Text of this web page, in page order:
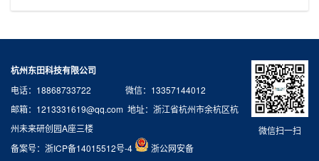
微信扫一扫
杭州东田科技有限公司
电话：18868733722 微信：13357144012
邮箱：1213331619@qq.com 地址：浙江省杭州市余杭区杭
州未来研创园A座三楼
备案号： 浙ICP备14015512号-4 浙公网安备